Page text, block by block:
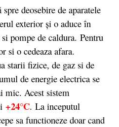
deosebire de aparatele
exterior şi o aduce în
pompe de caldura. Pentru
si o cedeaza afara.
starii fizice, de gaz si de
de energie electrica se
mic. Acest sistem
+24°C. La inceputul
sa functioneze doar cand